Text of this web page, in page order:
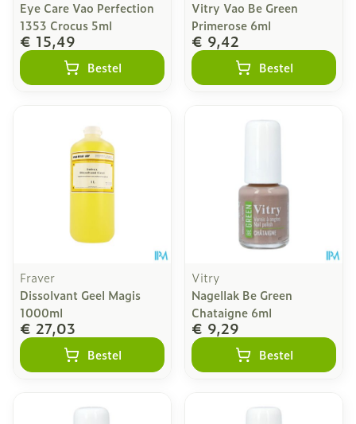
Eye Care Vao Perfection
1353 Crocus 5ml
€ 15,49
Bestel
Vitry Vao Be Green
Primerose 6ml
€ 9,42
Bestel
Fraver
Dissolvant Geel Magis
1000ml
€ 27,03
Bestel
Vitry
Nagellak Be Green
Chataigne 6ml
€ 9,29
Bestel